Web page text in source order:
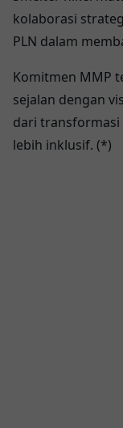
kolaborasi
PLN dalam
Komitmen MMP
sejalan dengan
dari
lebih inklusif. (*)